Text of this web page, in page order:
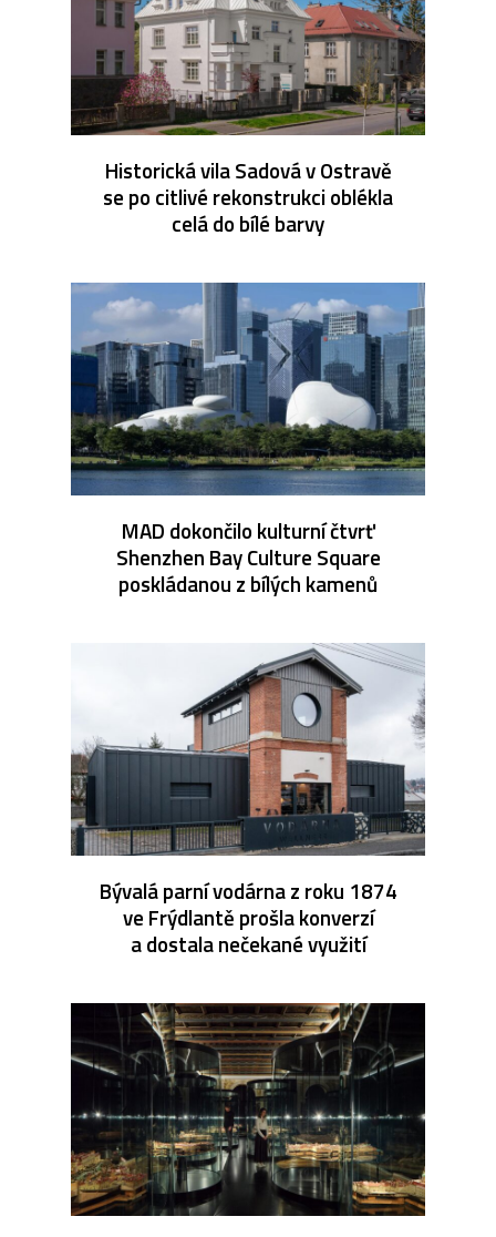
Historická vila Sadová v Ostravě
se po citlivé rekonstrukci oblékla
celá do bílé barvy
MAD dokončilo kulturní čtvrť
Shenzhen Bay Culture Square
poskládanou z bílých kamenů
Bývalá parní vodárna z roku 1874
ve Frýdlantě prošla konverzí
a dostala nečekané využití